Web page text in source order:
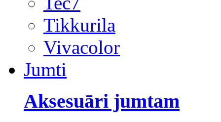
Tikkurila
Vivacolor
Jumti
Aksesuāri jumtam